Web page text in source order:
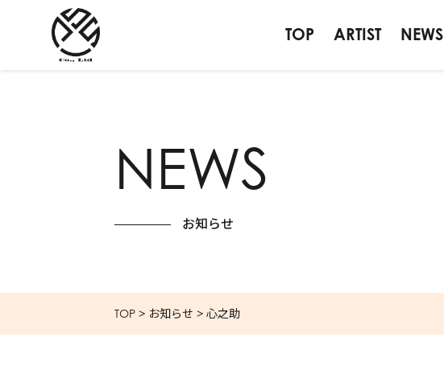
TOP ARTIST NEWS
NEWS
お知らせ
TOP > お知らせ > 心之助